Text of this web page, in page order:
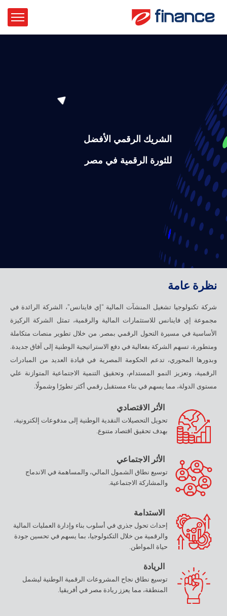
الشريك الرقمي الأفضل
للثورة الرقمية في مصر
نظرة عامة
شركة تكنولوجيا تشغيل المنشآت المالية “إي فاينانس”، الشركة الرائدة في
مجموعة إي فاينانس للاستثمارات المالية والرقمية، تمثل الشركة الركيزة
الأساسية في مسيرة التحول الرقمي بمصر. من خلال تطوير منصات متكاملة
ومتطورة، تسهم الشركة بفعالية في دفع الاستراتيجية الوطنية إلى آفاق جديدة.
وبدورها المحوري، تدعم الحكومة المصرية في قيادة العديد من المبادرات
الرقمية، وتعزيز النمو المستدام، وتحقيق التنمية الاجتماعية المتوازنة علي
مستوى الدولة، مما يسهم في بناء مستقبل رقمي أكثر تطورًا وشمولًا.
الأثر الاقتصادي
تحويل التحصيلات النقدية الوطنية إلى مدفوعات إلكترونية،
بهدف تحقيق اقتصاد متنوع.
الأثر الاجتماعي
توسيع نطاق الشمول المالي، والمساهمة في الاندماج
والمشاركة الاجتماعية.
الاستدامة
إحداث تحول جذري في أسلوب بناء وإدارة العمليات المالية
والرقمية من خلال التكنولوجيا، بما يسهم في تحسين جودة
حياة المواطن.
الريادة
توسيع نطاق نجاح المشروعات الرقمية الوطنية ليشمل
المنطقة، مما يعزز ريادة مصر في أفريقيا.